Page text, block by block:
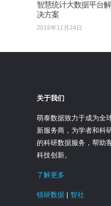
智慧统计大数据平台解
决方案
2016年11月24日
关于我们
萌泰数据致力于成为全
新服务商，为学者和科
的科研数据服务，帮助
科技创新。
了解更多
锐研数据 | 智社